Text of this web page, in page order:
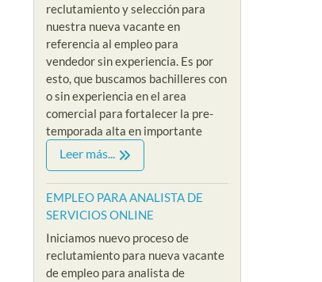
reclutamiento y selección para
nuestra nueva vacante en
referencia al empleo para
vendedor sin experiencia. Es por
esto, que buscamos bachilleres con
o sin experiencia en el area
comercial para fortalecer la pre-
temporada alta en importante
Leer más...
EMPLEO PARA ANALISTA DE
SERVICIOS ONLINE
Iniciamos nuevo proceso de
reclutamiento para nueva vacante
de empleo para analista de